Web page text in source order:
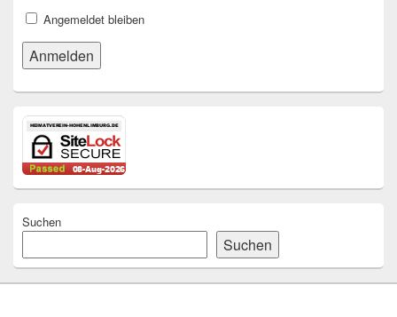
Angemeldet bleiben
Suchen
Suchen